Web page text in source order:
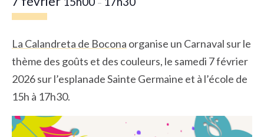
–
La Calandreta de Bocona organise un Carnaval sur le
thème des goûts et des couleurs, le samedi 7 février
2026 sur l’esplanade Sainte Germaine et à l’école de
15h à 17h30.